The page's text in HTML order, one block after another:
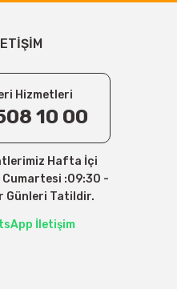
Hizmetleri
10 00
Hafta İçi
:09:30 -
Günleri Tatildir.
İletişim